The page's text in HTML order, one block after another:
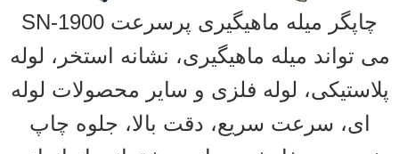
چاپگر میله ماهیگیری پرسرعت SN-1900
می تواند میله ماهیگیری، نشانه استخر، لوله
پلاستیکی، لوله فلزی و سایر محصولات لوله
ای، سرعت سریع، دقت بالا، جلوه چاپ